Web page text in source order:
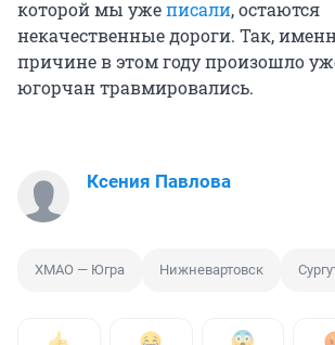
которой мы ужеписали, остаются
некачественные дороги. Так,
причине в этом году произошло
югорчан травмировались.
Ксения Павлова
ХМАО — Югра Нижневартовск